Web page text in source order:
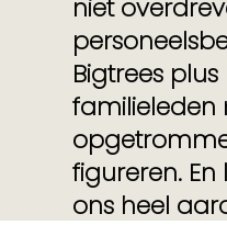
niet
Bigtrees
familieleden
figureren. En
ons heel